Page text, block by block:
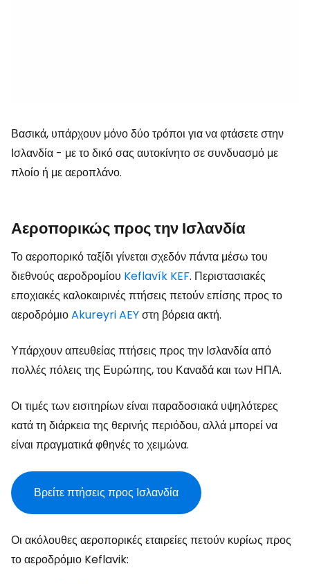
Βασικά, υπάρχουν μόνο δύο τρόποι για να φτάσετε στην
Ισλανδία - με το δικό σας αυτοκίνητο σε συνδυασμό με
πλοίο ή με αεροπλάνο.
Αεροπορικώς προς την Ισλανδία
Το αεροπορικό ταξίδι γίνεται σχεδόν πάντα μέσω του
διεθνούς αεροδρομίου Keflavík KEF. Περιστασιακές
εποχιακές καλοκαιρινές πτήσεις πετούν επίσης προς το
αεροδρόμιοAkureyri AEYστη βόρεια ακτή.
Υπάρχουν απευθείας πτήσεις προς την Ισλανδία από
πολλές πόλεις της Ευρώπης, του Καναδά και των ΗΠΑ.
Οι τιμές των εισιτηρίων είναι παραδοσιακά υψηλότερες
κατά τη διάρκεια της θερινής περιόδου, αλλά μπορεί να
είναι πραγματικά φθηνές το χειμώνα.
Βρείτε πτήσεις προς Ισλανδία
Οι ακόλουθες αεροπορικές εταιρείες πετούν κυρίως προς
το αεροδρόμιο Keflavik: